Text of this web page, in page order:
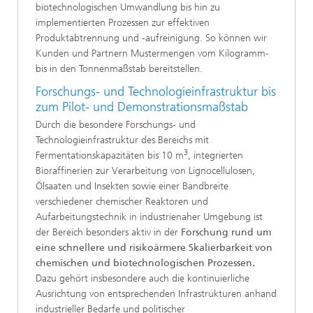
biotechnologischen Umwandlung bis hin zu
implementierten Prozessen zur effektiven
Produktabtrennung und -aufreinigung. So können wir
Kunden und Partnern Mustermengen vom Kilogramm-
bis in den Tonnenmaßstab bereitstellen.
Forschungs- und Technologieinfrastruktur bis
zum Pilot- und Demonstrationsmaßstab
Durch die besondere Forschungs- und
Technologieinfrastruktur des Bereichs mit
Fermentationskapazitäten bis 10 m3, integrierten
Bioraffinerien zur Verarbeitung von Lignocellulosen,
Ölsaaten und Insekten sowie einer Bandbreite
verschiedener chemischer Reaktoren und
Aufarbeitungstechnik in industrienaher Umgebung ist
der Bereich besonders aktiv in der Forschung rund um
eine schnellere und risikoärmere Skalierbarkeit von
chemischen und biotechnologischen Prozessen.
Dazu gehört insbesondere auch die kontinuierliche
Ausrichtung von entsprechenden Infrastrukturen anhand
industrieller Bedarfe und politischer